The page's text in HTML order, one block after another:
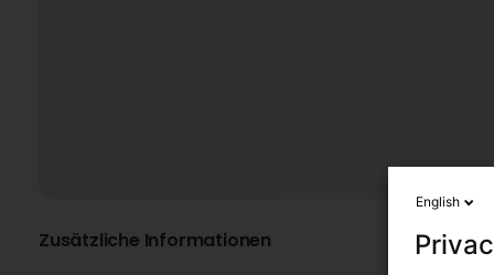
Zusätzliche Informationen
English